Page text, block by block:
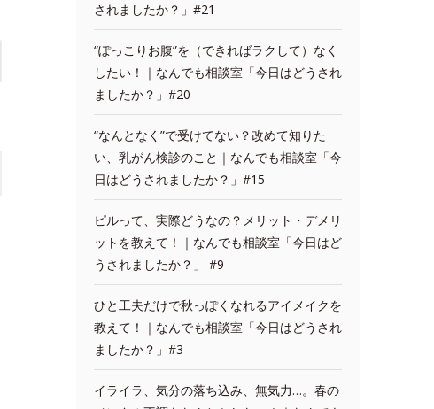
されましたか？」#21
“ぽっこりお腹”を（できればラクして）なく
したい！｜なんでも相談室「今日はどうされ
ましたか？」#20
“なんとなく”で受けてない？改めて知りた
い、乳がん検診のこと｜なんでも相談室「今
日はどうされましたか？」#15
ピルって、実際どうなの？メリット・デメリ
ットを教えて！｜なんでも相談室「今日はど
うされましたか？」 #9
ひと工夫だけで秋っぽくなれるアイメイクを
教えて！｜なんでも相談室「今日はどうされ
ましたか？」#3
イライラ、気分の落ち込み、無気力…。春の